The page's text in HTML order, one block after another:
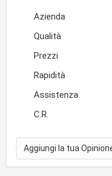
Azienda
Qualità
Prezzi
Rapidità
Assistenza
C.R.
Aggiungi la tua